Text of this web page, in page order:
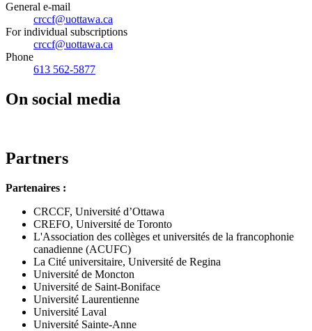
General e-mail
crccf@uottawa.ca
For individual subscriptions
crccf@uottawa.ca
Phone
613 562-5877
On social media
Partners
Partenaires :
CRCCF, Université d’Ottawa
CREFO, Université de Toronto
L'Association des collèges et universités de la francophonie
canadienne (ACUFC)
La Cité universitaire, Université de Regina
Université de Moncton
Université de Saint-Boniface
Université Laurentienne
Université Laval
Université Sainte-Anne